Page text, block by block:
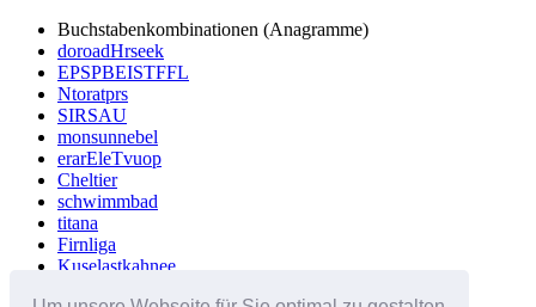
Buchstabenkombinationen (Anagramme)
doroadHrseek
EPSPBEISTFFL
Ntoratprs
SIRSAU
monsunnebel
erarEleTvuop
Cheltier
schwimmbad
titana
Firnliga
Kuselastkahnee